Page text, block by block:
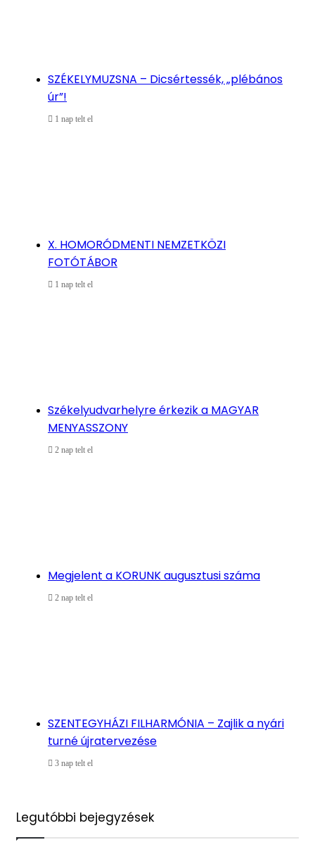
SZÉKELYMUZSNA – Dicsértessék, „plébános
úr”!
1 nap telt el
X. HOMORÓDMENTI NEMZETKÖZI
FOTÓTÁBOR
1 nap telt el
Székelyudvarhelyre érkezik a MAGYAR
MENYASSZONY
2 nap telt el
Megjelent a KORUNK augusztusi száma
2 nap telt el
SZENTEGYHÁZI FILHARMÓNIA – Zajlik a nyári
turné újratervezése
3 nap telt el
Legutóbbi bejegyzések